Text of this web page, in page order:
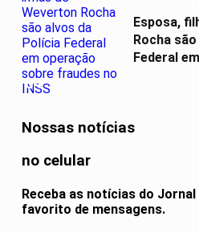
04
Esposa,
Rocha
Federal
Nossas notícias
no celular
Receba as notícias do
favorito de mensagens.